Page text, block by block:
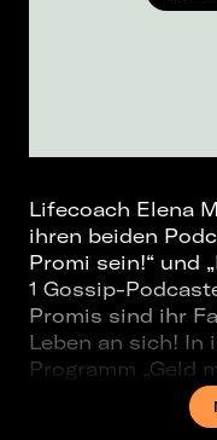
Lifecoach Elena
ihren beiden
Promi sein!“ und
1 Gossip-
Promis sind ihr
Leben an sich! In
Programm „Geld
reich“ teil sie mit
darüber, wie